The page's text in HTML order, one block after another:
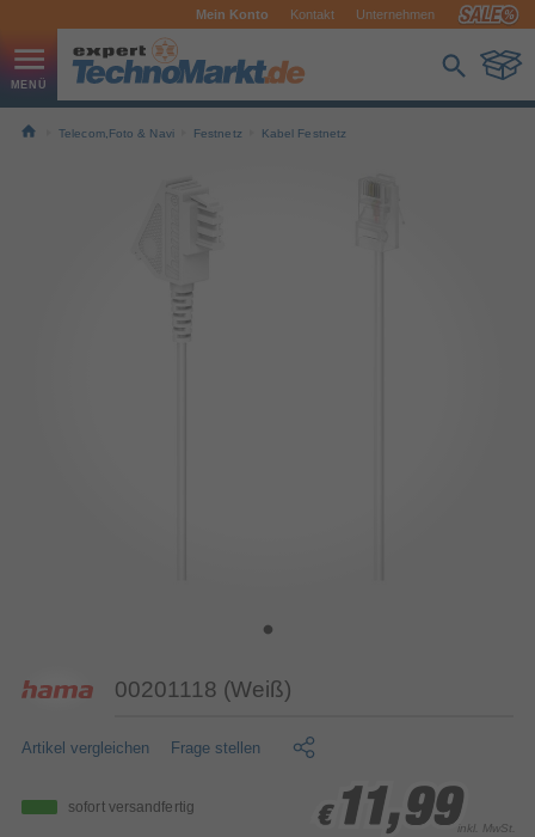
Mein Konto Kontakt Unternehmen
Telecom,Foto & Navi Festnetz Kabel Festnetz
00201118 (Weiß)
Artikel vergleichen Frage stellen
sofort versandfertig € 11,99
€ 11,99
€ 11,99inkl. MwSt.